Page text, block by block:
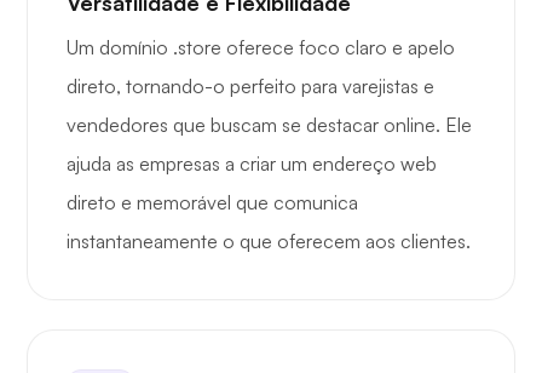
Um domínio .store oferece foco claro e apelo
direto, tornando-o perfeito para varejistas e
vendedores que buscam se destacar online. Ele
ajuda as empresas a criar um endereço web
direto e memorável que comunica
instantaneamente o que oferecem aos clientes.